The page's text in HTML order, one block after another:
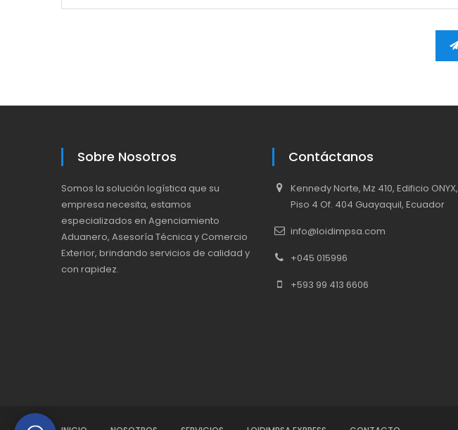
Sobre Nosotros
Somos la solución logística que su
empresa necesita, estamos
especializados en Agenciamiento
Aduanero, Asesoría Técnica y Comercio
Exterior, brindando servicios de calidad y
con rapidez.
Contáctanos
Kennedy Norte, Mz 410, Edificio ONYX,
Piso 4 Of. 404 Guayaquil, Ecuador
info@loidimpsa.com
+045 015996
+593 99 413 6606